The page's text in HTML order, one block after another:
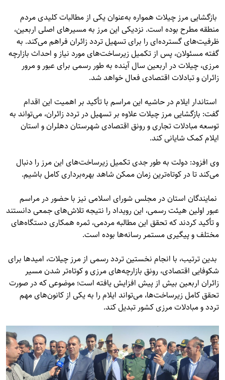
بازگشایی مرز چیلات همواره به‌عنوان یکی از مطالبات کلیدی مردم
منطقه مطرح بوده است. نزدیکی این مرز به مسیرهای اصلی اربعین،
ظرفیت‌های گسترده‌ای را برای تسهیل تردد زائران فراهم می‌کند. به
گفته مسئولان، پس از تکمیل زیرساخت‌های مورد نیاز و احداث بازارچه
مرزی، چیلات در اربعین سال آینده به طور رسمی برای عبور و مرور
زائران و تبادلات اقتصادی فعال خواهد شد.
استاندار ایلام در حاشیه این مراسم با تأکید بر اهمیت این اقدام
گفت: بازگشایی مرز چیلات علاوه بر تسهیل در تردد زائران، می‌تواند به
توسعه مبادلات تجاری و رونق اقتصادی شهرستان دهلران و استان
ایلام کمک شایانی کند.
وی افزود: دولت به طور جدی تکمیل زیرساخت‌های این مرز را دنبال
می‌کند تا در کوتاه‌ترین زمان ممکن شاهد بهره‌برداری کامل باشیم.
نمایندگان استان در مجلس شورای اسلامی نیز با حضور در مراسم
عبور اولین هیئت رسمی، این رویداد را نتیجه تلاش‌های جمعی دانستند
و تأکید کردند که تحقق این مطالبه مردمی، ثمره همکاری دستگاه‌های
مختلف و پیگیری مستمر رسانه‌ها بوده است.
بدین ترتیب، با انجام نخستین تردد رسمی از مرز چیلات، امیدها برای
شکوفایی اقتصادی، رونق بازارچه‌های مرزی و کوتاه‌تر شدن مسیر
زائران اربعین بیش از پیش افزایش یافته است؛ موضوعی که در صورت
تحقق کامل زیرساخت‌ها، می‌تواند ایلام را به یکی از کانون‌های مهم
تردد و مبادلات مرزی کشور تبدیل کند.